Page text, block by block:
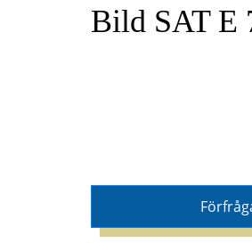
Bild SAT E